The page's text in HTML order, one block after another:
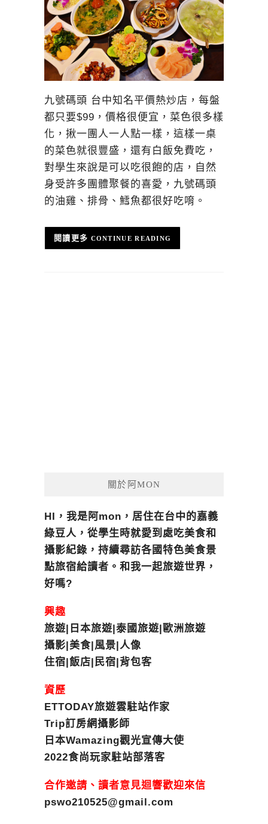
九號碼頭 台中知名平價熱炒店，每盤
都只要$99，價格很便宜，菜色很多樣
化，揪一團人一人點一樣，這樣一桌
的菜色就很豐盛，還有白飯免費吃，
對學生來說是可以吃很飽的店，自然
身受許多團體聚餐的喜愛，九號碼頭
的油雞、排骨、鱈魚都很好吃唷。
CONTINUE READING
關於阿MON
HI，我是阿mon，居住在台中的嘉義
綠豆人，從學生時就愛到處吃美食和
攝影紀錄，持續尋訪各國特色美食景
點旅宿給讀者。和我一起旅遊世界，
好嗎?
興趣
旅遊|日本旅遊|泰國旅遊|歐洲旅遊
攝影|美食|風景|人像
住宿|飯店|民宿|背包客
資歷
ETTODAY旅遊雲駐站作家
Trip訂房網攝影師
日本Wamazing觀光宣傳大使
2022食尚玩家駐站部落客
合作邀請、讀者意見迴響歡迎來信
pswo210525@gmail.com